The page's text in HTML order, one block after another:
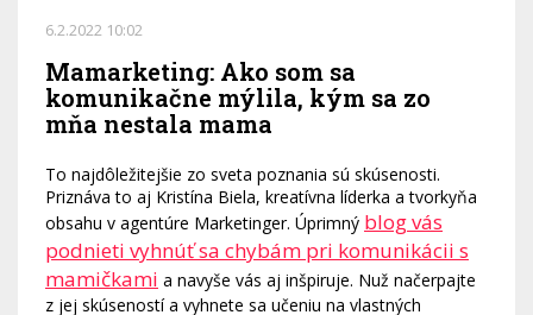
6.2.2022 10:02
Mamarketing: Ako som sa
komunikačne mýlila, kým sa zo
mňa nestala mama
To najdôležitejšie zo sveta poznania sú skúsenosti.
Priznáva to aj Kristína Biela, kreatívna líderka a tvorkyňa
obsahu v agentúre Marketinger. Úprimný blog vás
podnieti vyhnúť sa chybám pri komunikácii s
mamičkami a navyše vás aj inšpiruje. Nuž načerpajte
z jej skúseností a vyhnete sa učeniu na vlastných